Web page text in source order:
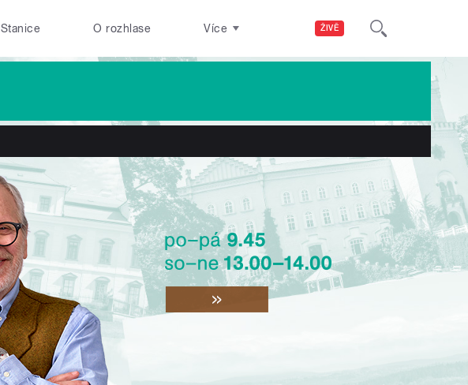
ŽIVĚ
Stanice O rozhlase Více